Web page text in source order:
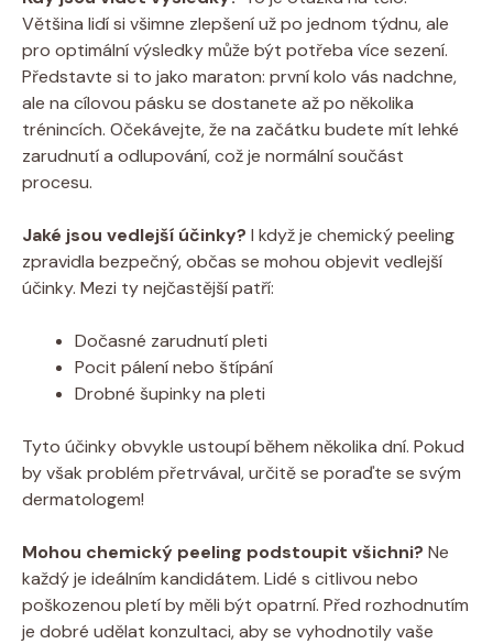
Většina lidí si všimne zlepšení už po jednom týdnu, ale
pro optimální výsledky může být potřeba více sezení.
Představte si to jako maraton: první kolo vás nadchne,
ale na cílovou pásku se dostanete až po několika
trénincích. Očekávejte, že na začátku budete mít lehké
zarudnutí a odlupování, což je normální součást
procesu.
Jaké jsou vedlejší účinky? I když je chemický peeling
zpravidla bezpečný, občas se mohou objevit vedlejší
účinky. Mezi ty nejčastější patří:
Dočasné zarudnutí pleti
Pocit pálení nebo štípání
Drobné šupinky na pleti
Tyto účinky obvykle ustoupí během několika dní. Pokud
by však problém přetrvával, určitě se poraďte se svým
dermatologem!
Mohou chemický peeling podstoupit všichni? Ne
každý je ideálním kandidátem. Lidé s citlivou nebo
poškozenou pletí by měli být opatrní. Před rozhodnutím
je dobré udělat konzultaci, aby se vyhodnotily vaše